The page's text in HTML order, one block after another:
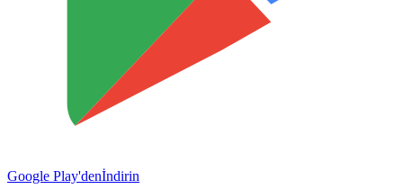
Google Play'denİndirin